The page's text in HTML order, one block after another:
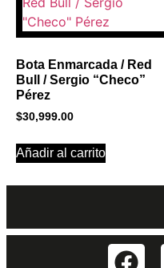
Bota Enmarcada / Red
Bull / Sergio “Checo”
Pérez
$30,999.00
Añadir al carrito